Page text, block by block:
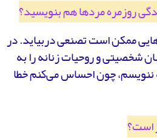
روزمره مردها هم بنویسید؟
ممکن است تصنعی دربیاید. در
شخصیتی و روحیات زنانه را به
ننویسم، چون احساس می‌کنم خطا
است؟